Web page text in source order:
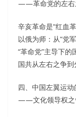
——革命党的左右
辛亥革命是“红血
以俄为师：从“党
“革命党”主导下的
国共从左右之争
四、中国左翼运
——文化领导权之